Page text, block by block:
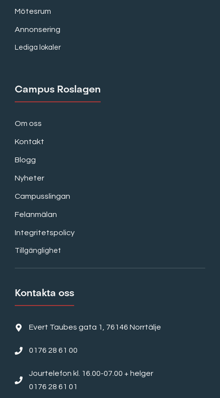
Mötesrum
Annonsering
Lediga lokaler
Campus Roslagen
Om oss
Kontakt
Blogg
Nyheter
Campusslingan
Felanmälan
Integritetspolicy
Tillgänglighet
Kontakta oss
Evert Taubes gata 1, 76146 Norrtälje
0176 28 61 00
Jourtelefon kl. 16.00-07.00 + helger
0176 28 61 01